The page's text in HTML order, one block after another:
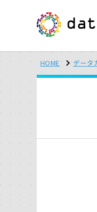
HOME データ